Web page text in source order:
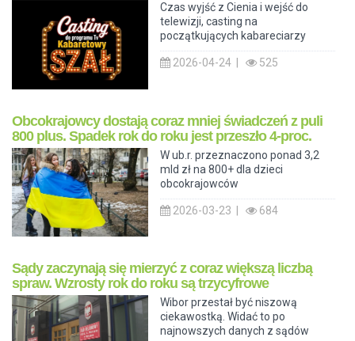
Czas wyjść z Cienia i wejść do
telewizji, casting na
początkujących kabareciarzy
2026-04-24 | 525
Obcokrajowcy dostają coraz mniej świadczeń z puli
800 plus. Spadek rok do roku jest przeszło 4-proc.
W ub.r. przeznaczono ponad 3,2
mld zł na 800+ dla dzieci
obcokrajowców
2026-03-23 | 684
Sądy zaczynają się mierzyć z coraz większą liczbą
spraw. Wzrosty rok do roku są trzycyfrowe
Wibor przestał być niszową
ciekawostką. Widać to po
najnowszych danych z sądów